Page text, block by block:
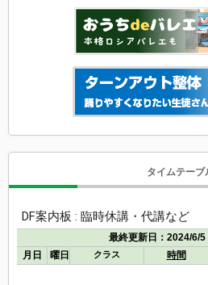
タイムテーブ